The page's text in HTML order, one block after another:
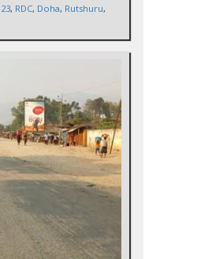
, RDC, Doha, Rutshuru,